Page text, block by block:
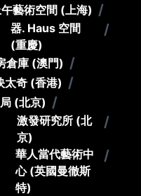
藝術空間 (上海) /
器. Haus 空間
(重慶)
/
倉庫 (澳門) /
太奇 (香港) /
(北京) /
激發研究所 (北
京)
/
華人當代藝術中
心 (英國曼徹斯
特)
/